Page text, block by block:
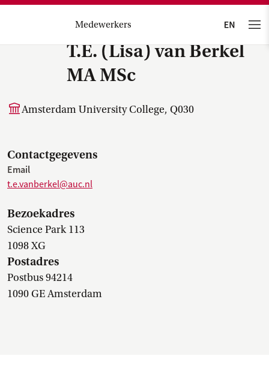
Medewerkers
T.E. (Lisa) van Berkel
MA MSc
Amsterdam University College, Q030
Contactgegevens
Email
t.e.vanberkel@auc.nl
Bezoekadres
Science Park 113
1098 XG
Postadres
Postbus 94214
1090 GE Amsterdam